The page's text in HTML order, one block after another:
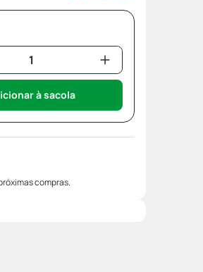
à sacola
compras.